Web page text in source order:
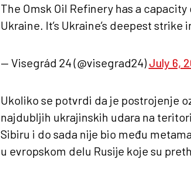
The Omsk Oil Refinery has a
Ukraine. It’s Ukraine’s deepest strike
— Visegrád 24 (@visegrad24)July 6,
Ukoliko se potvrdi da je postrojenje
najdubljih ukrajinskih udara na
Sibiru i do sada nije bio među
u evropskom delu Rusije koje su